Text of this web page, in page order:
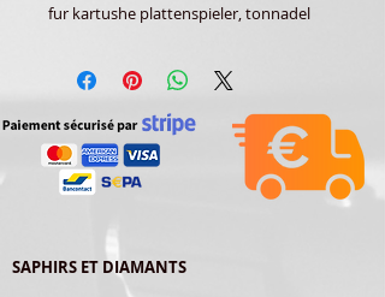
fur kartushe plattenspieler, tonnadel
SAPHIRS ET DIAMANTS